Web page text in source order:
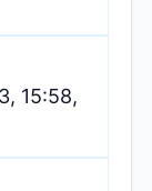
15:58,